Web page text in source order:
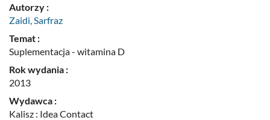
Autorzy :
Zaidi, Sarfraz
Temat :
Suplementacja - witamina D
Rok wydania :
2013
Wydawca :
Kalisz : Idea Contact